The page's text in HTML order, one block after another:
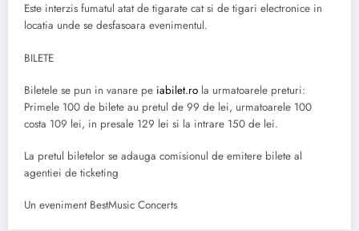
Este interzis fumatul atat de tigarate cat si de tigari electronice in
locatia unde se desfasoara evenimentul.
BILETE
Biletele se pun in vanare pe iabilet.ro la urmatoarele preturi:
Primele 100 de bilete au pretul de 99 de lei, urmatoarele 100
costa 109 lei, in presale 129 lei si la intrare 150 de lei.
La pretul biletelor se adauga comisionul de emitere bilete al
agentiei de ticketing
Un eveniment BestMusic Concerts